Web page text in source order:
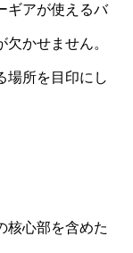
ギアが使えるバ
かせません。
場所を目印にし
核心部を含めた